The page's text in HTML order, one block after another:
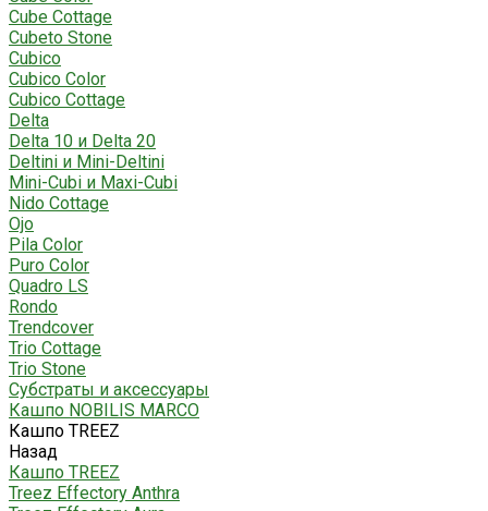
Cube Cottage
Cubeto Stone
Cubico
Cubico Color
Cubico Cottage
Delta
Delta 10 и Delta 20
Deltini и Mini-Deltini
Mini-Cubi и Maxi-Cubi
Nido Cottage
Ojo
Pila Color
Puro Color
Quadro LS
Rondo
Trendcover
Trio Cottage
Trio Stone
Субстраты и аксессуары
Кашпо NOBILIS MARCO
Кашпо TREEZ
Назад
Кашпо TREEZ
Treez Effectory Anthra